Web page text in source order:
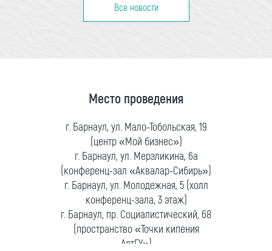
Все новости
Место проведения
г. Барнаул, ул. Мало-Тобольская, 19
(центр «Мой бизнес»)
г. Барнаул, ул. Мерзликина, 6а
(конференц-зал «Аквалар-Сибирь»)
г. Барнаул, ул. Молодежная, 5 (холл
конференц-зала, 3 этаж)
г. Барнаул, пр. Социалистический, 68
(пространство «Точки кипения
АлтГУ»)